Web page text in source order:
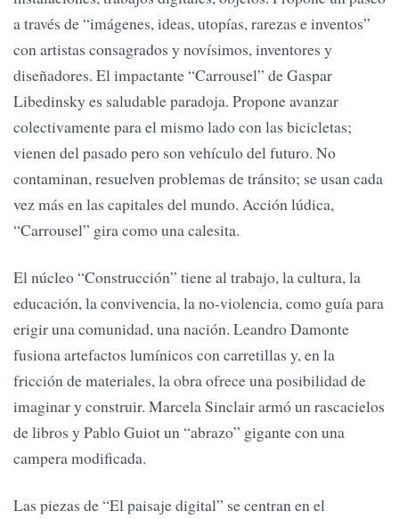
a través de “imágenes, ideas, utopías, rarezas e inventos”
con artistas consagrados y novísimos, inventores y
diseñadores. El impactante “Carrousel” de Gaspar
Libedinsky es saludable paradoja. Propone avanzar
colectivamente para el mismo lado con las bicicletas;
vienen del pasado pero son vehículo del futuro. No
contaminan, resuelven problemas de tránsito; se usan cada
vez más en las capitales del mundo. Acción lúdica,
“Carrousel” gira como una calesita.
El núcleo “Construcción” tiene al trabajo, la cultura, la
educación, la convivencia, la no-violencia, como guía para
erigir una comunidad, una nación. Leandro Damonte
fusiona artefactos lumínicos con carretillas y, en la
fricción de materiales, la obra ofrece una posibilidad de
imaginar y construir. Marcela Sinclair armó un rascacielos
de libros y Pablo Guiot un “abrazo” gigante con una
campera modificada.
Las piezas de “El paisaje digital” se centran en el